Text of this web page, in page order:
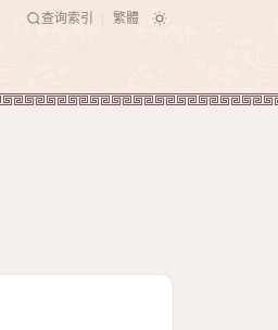
查询索引 繁體